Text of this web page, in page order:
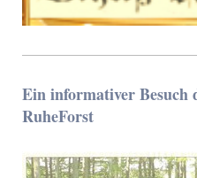
Ein informativer Besuch
RuheForst